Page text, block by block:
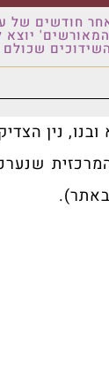
חודשים של
יוצא
השידוכים שכולם
נין